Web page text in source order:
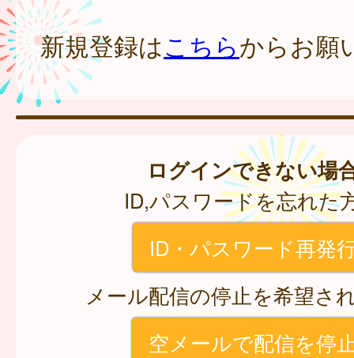
新規登録はこちらからお願
ログインできない場
ID,パスワードを忘れた
ID・パスワード再発
メール配信の停止を希望さ
空メールで配信を停